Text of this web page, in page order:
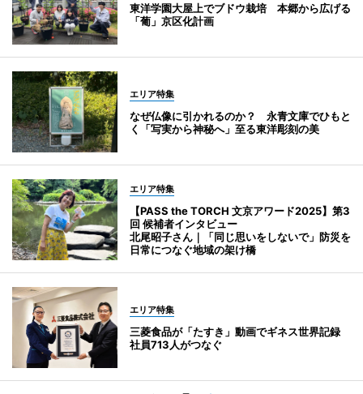
東洋学園大屋上でブドウ栽培 本郷から広げる
「葡」京区化計画
エリア特集
なぜ仏像に引かれるのか？ 永青文庫でひもと
く「写実から神秘へ」至る東洋彫刻の美
エリア特集
【PASS the TORCH 文京アワード2025】第3
回 候補者インタビュー
北尾昭子さん｜「同じ思いをしないで」防災を
日常につなぐ地域の架け橋
エリア特集
三菱食品が「たすき」動画でギネス世界記録
社員713人がつなぐ